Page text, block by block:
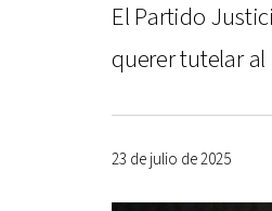
El Partido
querer tutelar al
23 de julio de 2025